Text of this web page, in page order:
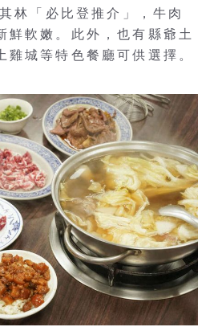
林「必比登推介」，牛肉
鮮軟嫩。此外，也有縣爺土
雞城等特色餐廳可供選擇。